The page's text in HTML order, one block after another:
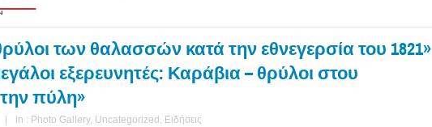
των θαλασσών κατά την εθνεγερσία του 1821»
εξερευνητές: Καράβια – θρύλοι στου
πύλη»
in : Photo Gallery, Uncategorized , Ειδήσεις